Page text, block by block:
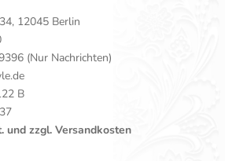
12045 Berlin
(Nur Nachrichten)
B
und zzgl. Versandkosten